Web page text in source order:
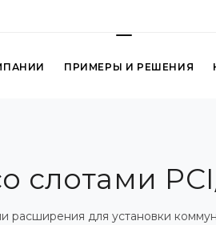
ПРИМЕРЫ И РЕШЕНИЯ
слотами
для установки